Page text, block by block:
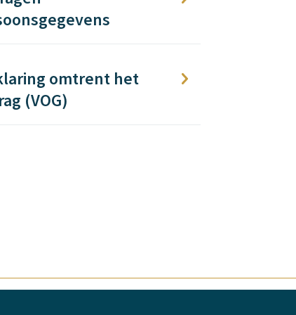
omtrent het
(VOG)